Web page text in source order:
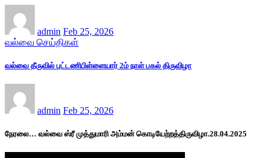
admin Feb 25, 2026
வல்வை செய்திகள்
வல்வை தீருவில் புட்டணிபிள்ளையார் 2ம் நாள் பகல் திருவிழா
admin Feb 25, 2026
நேரலை… வல்வை ஸ்ரீ முத்துமாரி அம்மன் கொடியேற்றத்திருவிழா.28.04.2025